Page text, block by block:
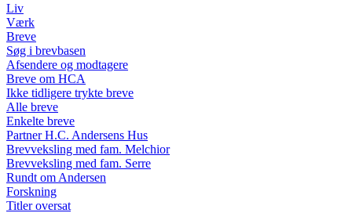
Liv
Værk
Breve
Søg i brevbasen
Afsendere og modtagere
Breve om HCA
Ikke tidligere trykte breve
Alle breve
Enkelte breve
Partner H.C. Andersens Hus
Brevveksling med fam. Melchior
Brevveksling med fam. Serre
Rundt om Andersen
Forskning
Titler oversat